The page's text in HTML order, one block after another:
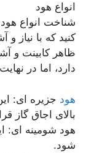
انواع هود
شناخت انواع
کنید که با نیاز
ظاهر کابینت و
دارد، اما در
هود جزیره ای:
بالای اجاق گاز
هود شومینه ای:
شود.